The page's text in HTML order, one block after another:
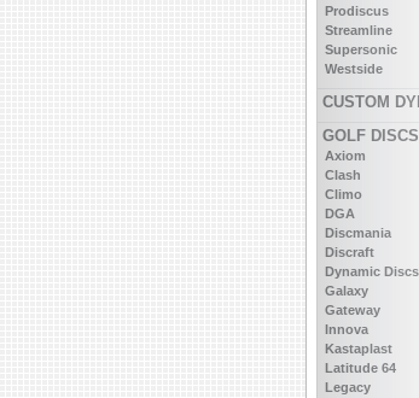
Prodiscus
Streamline
Supersonic
Westside
CUSTOM
GOLF
Axiom
Clash
Climo
DGA
Discmania
Discraft
Dynamic Discs
Galaxy
Gateway
Innova
Kastaplast
Latitude 64
Legacy